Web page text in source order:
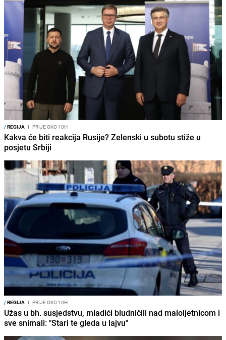
/REGIJA I PRIJE OKO 10H
Kakva će biti reakcija Rusije? Zelenski u subotu stiže u
posjetu Srbiji
/REGIJA I PRIJE OKO 10H
Užas u bh. susjedstvu, mladići bludničili nad maloljetnicom i
sve snimali: "Stari te gleda u lajvu"